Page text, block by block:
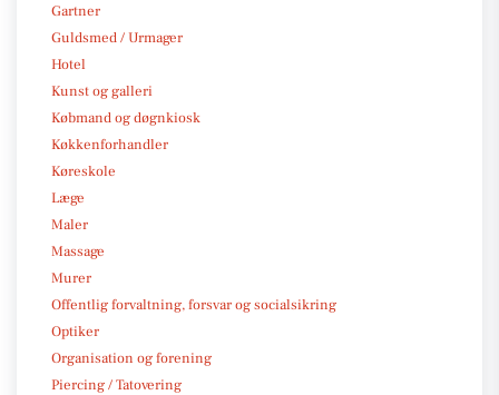
Gartner
Guldsmed / Urmager
Hotel
Kunst og galleri
Købmand og døgnkiosk
Køkkenforhandler
Køreskole
Læge
Maler
Massage
Murer
Offentlig forvaltning, forsvar og socialsikring
Optiker
Organisation og forening
Piercing / Tatovering